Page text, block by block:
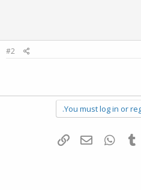
#2
You must log in or
Tumblr
WhatsAppדואר אלקטרוני